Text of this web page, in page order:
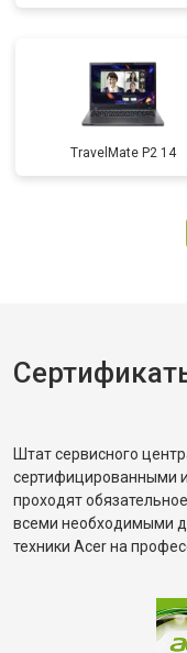
TravelMate P2 14
Штат сервисного
сертифицированными
проходят
всеми необходимыми
техники Acer на